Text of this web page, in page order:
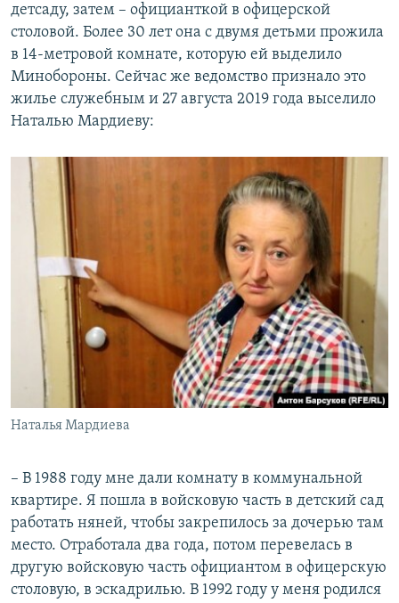
детсаду, затем – официанткой в офицерской
столовой. Более 30 лет она с двумя детьми прожила
в 14-метровой комнате, которую ей выделило
Минобороны. Сейчас же ведомство признало это
жилье служебным и 27 августа 2019 года выселило
Наталью Мардиеву:
Наталья Мардиева
– В 1988 году мне дали комнату в коммунальной
квартире. Я пошла в войсковую часть в детский сад
работать няней, чтобы закрепилось за дочерью там
место. Отработала два года, потом перевелась в
другую войсковую часть официантом в офицерскую
столовую, в эскадрилью. В 1992 году у меня родился